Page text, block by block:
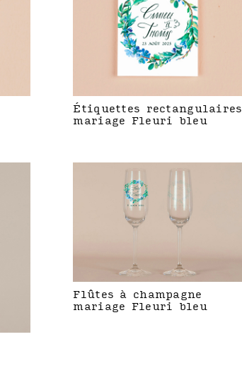
Étiquettes rectangulaires
mariage Fleuri bleu
Flûtes à champagne
mariage Fleuri bleu